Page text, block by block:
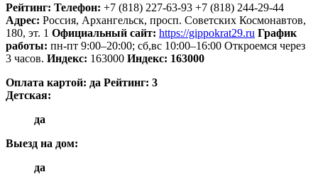
Рейтинг: Телефон: +7 (818) 227-63-93 +7 (818) 244-29-44
Адрес: Россия, Архангельск, просп. Советских Космонавтов,
180, эт. 1 Официальный сайт: https://gippokrat29.ru График
работы: пн-пт 9:00–20:00; сб,вс 10:00–16:00 Откроемся через
3 часов. Индекс: 163000 Индекс: 163000
Оплата картой: да Рейтинг: 3
Детская:
да
Выезд на дом:
да